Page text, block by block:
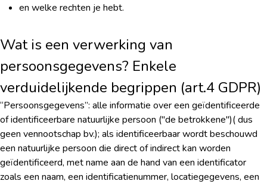
en welke rechten je hebt.
Wat is een verwerking van
persoonsgegevens? Enkele
verduidelijkende begrippen (art.4 GDPR)
“Persoonsgegevens”: alle informatie over een geïdentificeerde
of identificeerbare natuurlijke persoon ("de betrokkene")( dus
geen vennootschap bv.); als identificeerbaar wordt beschouwd
een natuurlijke persoon die direct of indirect kan worden
geïdentificeerd, met name aan de hand van een identificator
zoals een naam, een identificatienummer, locatiegegevens, een